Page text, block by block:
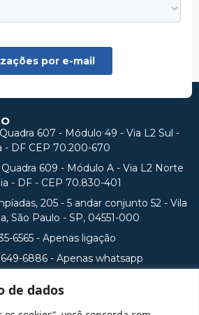
de dados
607 - Módulo 49 - Via L2 Sul -
- DF CEP 70.200-670
Quadra 609 - Módulo A - Via L2 Norte
- DF - CEP 70.830-401
205 - 5 andar conjunto 52 - Vila
São Paulo - SP, 04551-000
6565 - Apenas ligação
6886 - Apenas whatsapp
aqui o cadastro da Instituição no Sistema e-